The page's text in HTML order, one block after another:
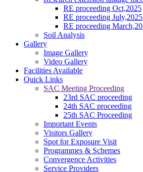
RE proceeding Oct,2025
RE proceeding July,2025
RE proceeding
Soil Analysis
Gallery
Image Gallery
Video Gallery
Facilities Available
Quick Links
SAC Meeting Proceeding
23rd SAC proceeding
24th SAC proceeding
25th SAC Proceeding
Important Events
Visitors Gallery
Spot for Exposure Visit
Programmes & Schemes
Convergence Activities
Service Providers
କପାର ସଙ୍କର କିସମ ପାଇଁ ଜେଇ.କେ ଦୁର୍ଗା,
ତୁଳସୀ, ଭାଗ୍ୟ, ଆକ୍କା, ଚନ୍ଦ୍ରମୁଖୀ ଉତ୍ତମ
------------------------
ଗଜା ପୂର୍ବବର୍ତ୍ତୀ ଘାସମରା ଔଷଧ ପ୍ରୟୋଗ
ରୁ 20 ଦିନରେ ଏକର ପ୍ରତି 120 ମି.ଲି
10%ଏସ.ସି 200 ଲି. ପାଣିରେ ସିଞ୍ଚନ୍ତୁ
------------------------
ସାଧାରଣ କପା ଚାଷପାଇଁ ୧ କି.ଗ୍ରା. ପ୍ରତି
ଚାଷପାଇଁ ୫ କି.ଗ୍ରା. ପ୍ରତି ଏକର ବିହନ
------------------------
ବୁଣିବା ପୂର୍ବରୁ ୧ କିଗ୍ରା ମଞ୍ଜିକୁ ୭ ଗ୍ରାମ
ଦ୍ୱାରା ବିଶୋଧନ କରନ୍ତୁ ଯାହାଦ୍ୱାରା